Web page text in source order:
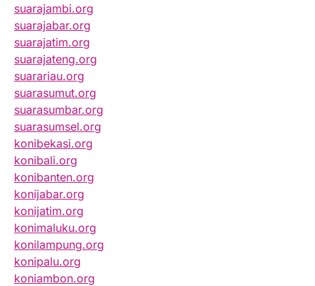
suarajambi.org
suarajabar.org
suarajatim.org
suarajateng.org
suarariau.org
suarasumut.org
suarasumbar.org
suarasumsel.org
konibekasi.org
konibali.org
konibanten.org
konijabar.org
konijatim.org
konimaluku.org
konilampung.org
konipalu.org
koniambon.org